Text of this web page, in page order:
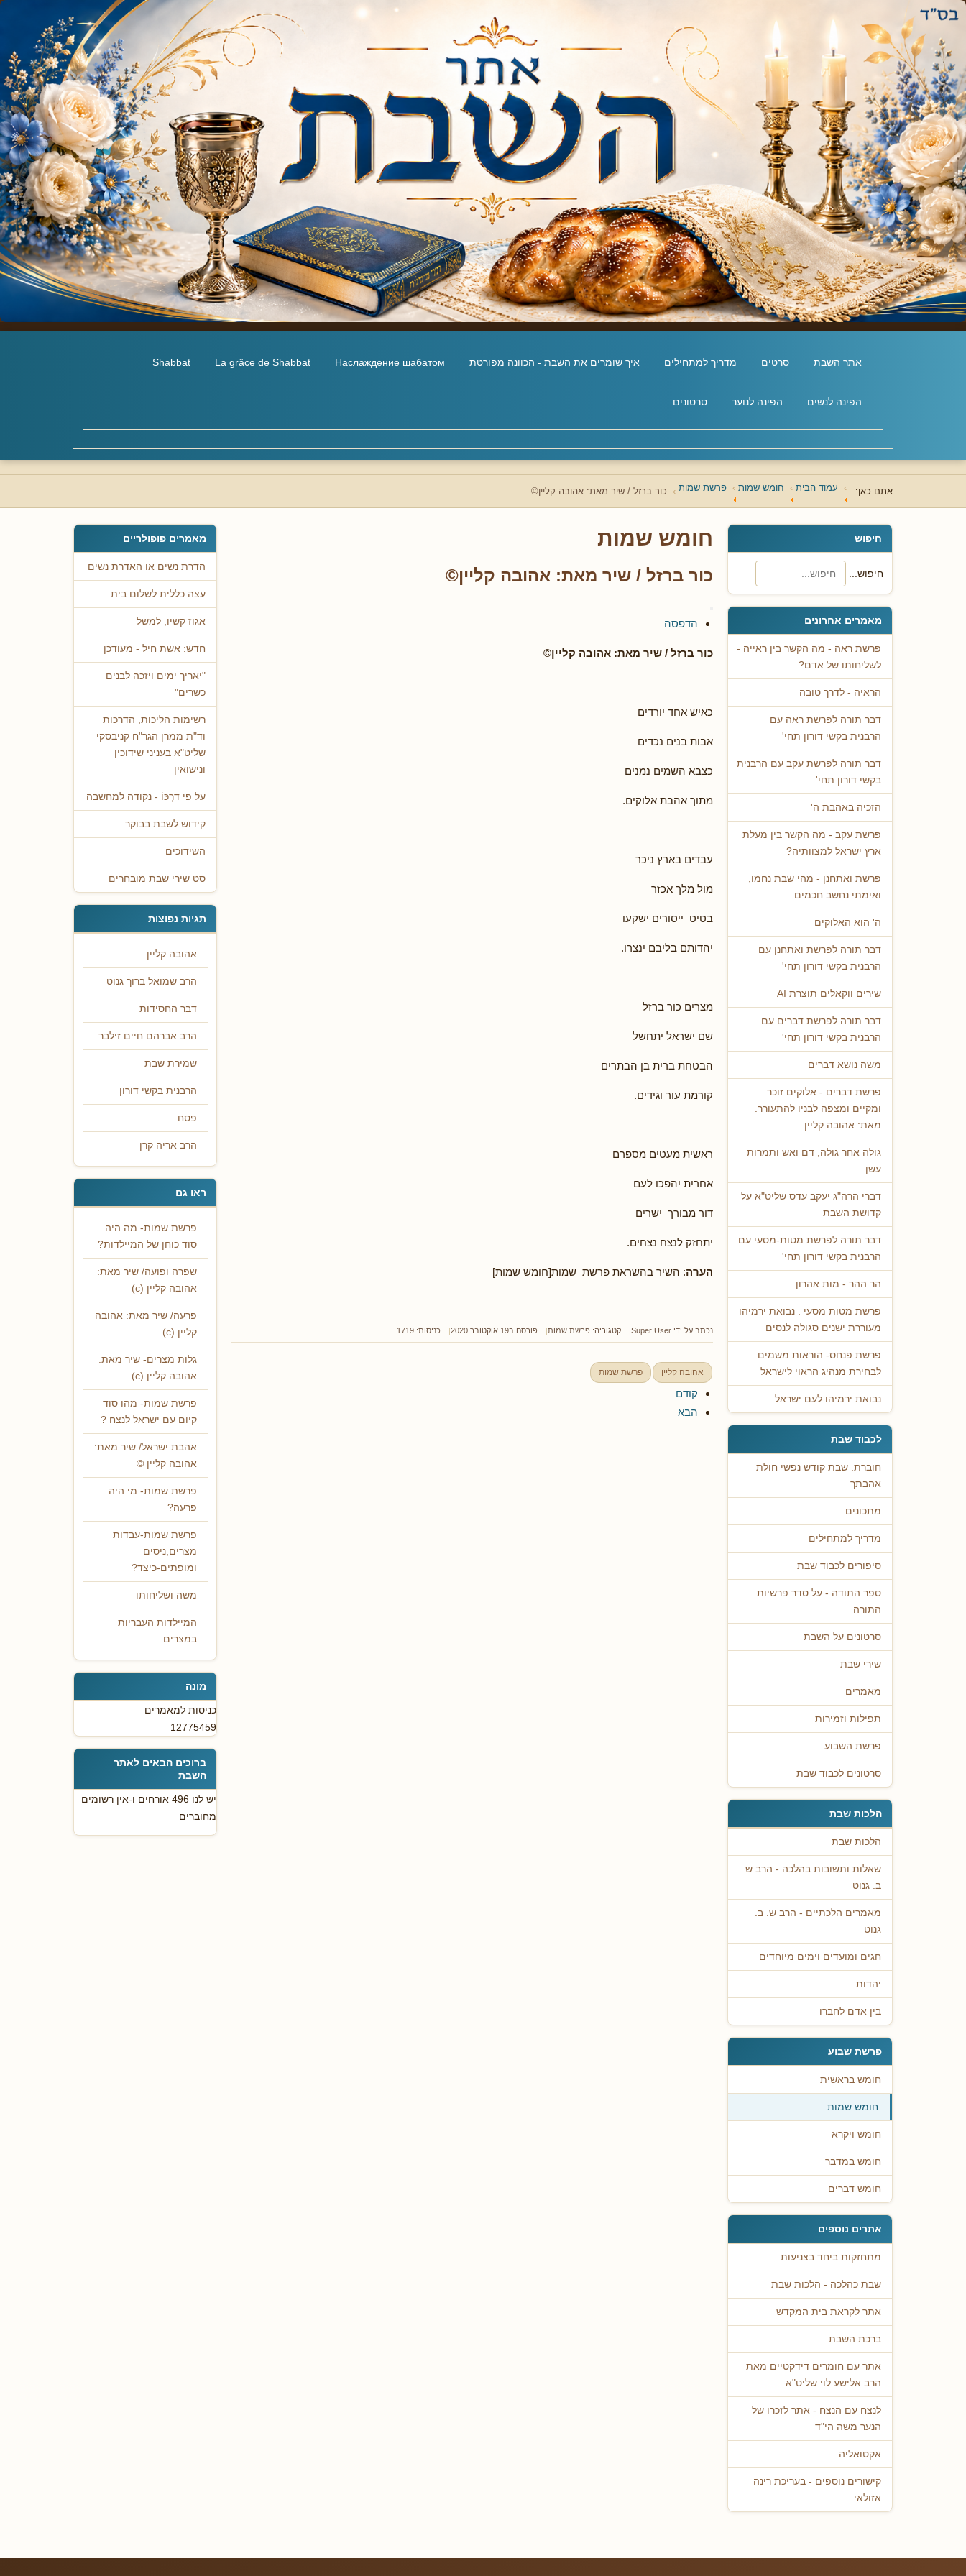
אתר השבת סרטים מדריך למתחילים איך שומרים את השבת - הכוונה מפורטת Наслаждение шабатом
La grâce de Shabbat
Shabbat
הפינה לנשים הפינה לנוער סרטונים
אתם כאן: עמוד הבית חומש שמות פרשת שמות כור ברזל / שיר מאת: אהובה קליין©
חיפוש
חיפוש...
מאמרים אחרונים
פרשת ראה - מה הקשר בין ראייה -
לשליחותו של אדם?
הראיה - לדרך טובה
דבר תורה לפרשת ראה עם
הרבנית בקשי דורון תחי'
דבר תורה לפרשת עקב עם הרבנית
בקשי דורון תחי'
הזכיה באהבת ה'
פרשת עקב - מה הקשר בין מעלת
ארץ ישראל למצוותיה?
פרשת ואתחנן - מהי שבת נחמו,
ואימתי נחשב חכמים
ה' הוא האלוקים
דבר תורה לפרשת ואתחנן עם
הרבנית בקשי דורון תחי'
שירים ווקאלים תוצרת AI
דבר תורה לפרשת דברים עם
הרבנית בקשי דורון תחי'
משה נושא דברים
פרשת דברים - אלוקים זוכר
ומקיים ומצפה לבניו להתעורר.
מאת: אהובה קליין
גולה אחר גולה, דם ואש ותמרות
עשן
דברי הרה"ג יעקב עדס שליט"א על
קדושת השבת
דבר תורה לפרשת מטות-מסעי עם
הרבנית בקשי דורון תחי'
הר ההר - מות אהרון
פרשת מטות מסעי : נבואת ירמיהו
מעוררת ישנים סגולה לנסים
פרשת פנחס- הוראות משמים
לבחירת מנהיג הראוי לישראל
נבואת ירמיהו לעם ישראל
לכבוד שבת
חוברת: שבת קודש נפשי חולת
אהבתך
מתכונים
מדריך למתחילים
סיפורים לכבוד שבת
ספר התודה - על סדר פרשיות
התורה
סרטונים על השבת
שירי שבת
מאמרים
תפילות וזמירות
פרשת השבוע
סרטונים לכבוד שבת
הלכות שבת
הלכות שבת
שאלות ותשובות בהלכה - הרב ש.
ב. גנוט
מאמרים הלכתיים - הרב ש. ב.
גנוט
חגים ומועדים וימים מיוחדים
יהדות
בין אדם לחברו
פרשת שבוע
חומש בראשית
חומש שמות
חומש ויקרא
חומש במדבר
חומש דברים
אתרים נוספים
מתחזקות ביחד בצניעות
שבת כהלכה - הלכות שבת
אתר לקראת בית המקדש
ברכת השבת
אתר עם חומרים דידקטיים מאת
הרב אלישע לוי שליט"א
לנצח עם הנצח - אתר לזכרו של
הנער משה הי"ד
אקטואליה
קישורים נוספים - בעריכת רינה
אזולאי
חומש שמות
כור ברזל / שיר מאת: אהובה קליין©
הדפסה
כור ברזל / שיר מאת: אהובה קליין©
כאיש אחד יורדים
אבות בנים נכדים
כצבא השמים נמנים
מתוך אהבת אלוקים.
עבדים בארץ ניכר
מול מלך אכזר
בטיט ייסורים ישקעו
יהדותם בליבם ינצרו.
מצרים כור ברזל
שם ישראל יתחשל
הבטחת ברית בן הבתרים
קורמת עור וגידים.
ראשית מעטים מספרם
אחרית יהפכו לעם
דור מבורך ישרים
יתחזק לנצח נצחים.
הערה: השיר בהשראת פרשת שמות[חומש שמות]
נכתב על ידי Super User קטגוריה: פרשת שמות פורסם ב19 אוקטובר 2020 כניסות: 1719
אהובה קליין פרשת שמות
קודם
הבא
מאמרים פופולריים
הדרת נשים או האדרת נשים
עצה כללית לשלום בית
אגוז קשיו, למשל
חדש: אשת חיל - מעודכן
"יאריך ימים ויזכה לבנים
כשרים"
רשימות הליכות, הדרכות
וד"ת ממרן הגר"ח קניבסקי
שליט"א בעניני שידוכין
ונישואין
עַל פִּי דַרְכּוֹ - נקודה למחשבה
קידוש לשבת בבוקר
השידוכים
סט שירי שבת מובחרים
תגיות נפוצות
אהובה קליין
הרב שמואל ברוך גנוט
דבר החסידות
הרב אברהם חיים זילבר
שמירת שבת
הרבנית בקשי דורון
פסח
הרב אריה קרן
ראו גם
פרשת שמות- מה היה
סוד כוחן של המיילדות?
שפרה ופועה/ שיר מאת:
אהובה קליין (c)
פרעה/ שיר מאת: אהובה
קליין (c)
גלות מצרים- שיר מאת:
אהובה קליין (c)
פרשת שמות- מהו סוד
קיום עם ישראל לנצח ?
אהבת ישראל/ שיר מאת:
אהובה קליין ©
פרשת שמות- מי היה
פרעה?
פרשת שמות-עבדות
מצרים,ניסים
ומופתים-כיצד?
משה ושליחותו
המיילדות העבריות
במצרים
מונה
כניסות למאמרים
12775459
ברוכים הבאים לאתר
השבת
יש לנו 496 אורחים ו-אין רשומים
מחוברים